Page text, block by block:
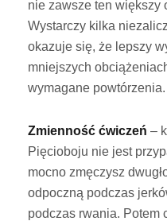
nie zawsze ten większy
Wystarczy kilka
okazuje się, że lepszy
mniejszych
wymagane powtórzenia.
Zmienność ćwiczeń –
Pięcioboju nie jest
mocno zmęczysz
odpoczną podczas
podczas rwania. Potem